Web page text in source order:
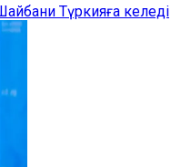
Түркияға келеді